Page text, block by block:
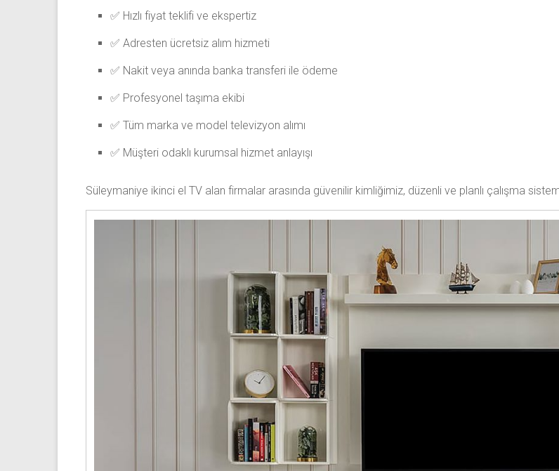
✅ Hızlı fiyat teklifi ve ekspertiz
✅ Adresten ücretsiz alım hizmeti
✅ Nakit veya anında banka transferi ile ödeme
✅ Profesyonel taşıma ekibi
✅ Tüm marka ve model televizyon alımı
✅ Müşteri odaklı kurumsal hizmet anlayışı
Süleymaniye ikinci el TV alan firmalar arasında güvenilir kimliğimiz, düzenli ve planlı çalışma